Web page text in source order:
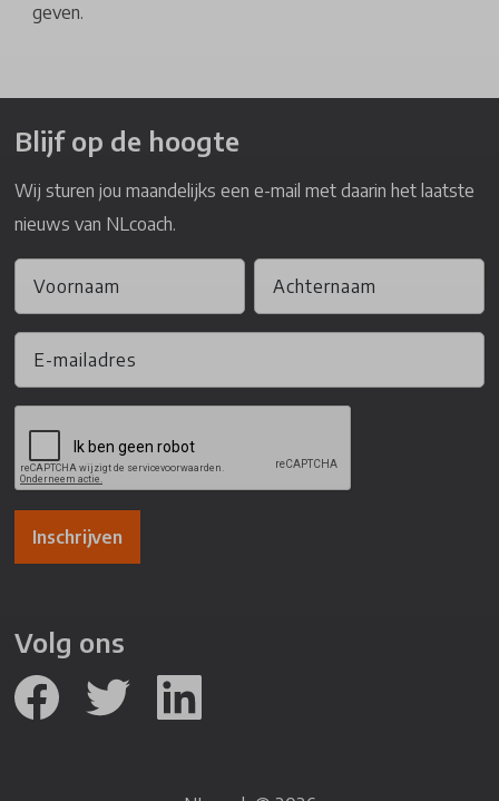
geven.
Blijf op de hoogte
Wij sturen jou maandelijks een e-mail met daarin het laatste
nieuws van NLcoach.
Inschrijven
Volg ons